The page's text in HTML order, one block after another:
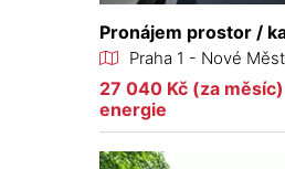
Pronájem prostor /
Praha 1 - Nové
27 040 Kč (za
energie